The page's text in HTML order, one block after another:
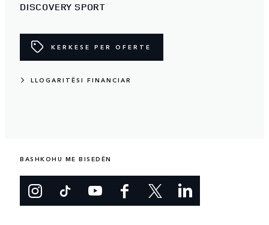
DISCOVERY SPORT
KERKESE PER OFERTE
LLOGARITËSI FINANCIAR
BASHKOHU ME BISEDËN